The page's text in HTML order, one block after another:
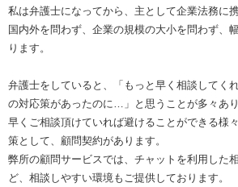
私は弁護士になってから、主として企業法務に
国内外を問わず、企業の規模の大小を問わず、
ります。
弁護士をしていると、「もっと早く相談してく
の対応策があったのに…」と思うことが多々あり
早くご相談頂けていれば避けることができる様
策として、顧問契約があります。
弊所の顧問サービスでは、チャットを利用した
ど、相談しやすい環境もご提供しております。